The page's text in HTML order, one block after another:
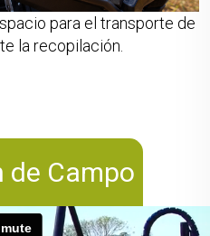
para el transporte de
la recopilación.
de Campo